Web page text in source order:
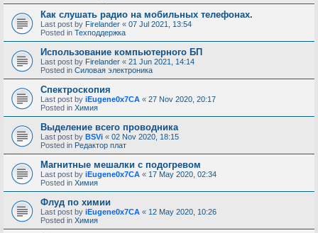
Как слушать радио на мобильных телефонах.
Last post by Firelander « 07 Jul 2021, 13:54
Posted in Техподдержка
Использование компьютерного БП
Last post by Firelander « 21 Jun 2021, 14:14
Posted in Силовая электроника
Спектроскопия
Last post by iEugene0x7CA « 27 Nov 2020, 20:17
Posted in Химия
Выделение всего проводника
Last post by BSVi « 02 Nov 2020, 18:15
Posted in Редактор плат
Магнитные мешалки с подогревом
Last post by iEugene0x7CA « 17 May 2020, 02:34
Posted in Химия
Флуд по химии
Last post by iEugene0x7CA « 12 May 2020, 10:26
Posted in Химия